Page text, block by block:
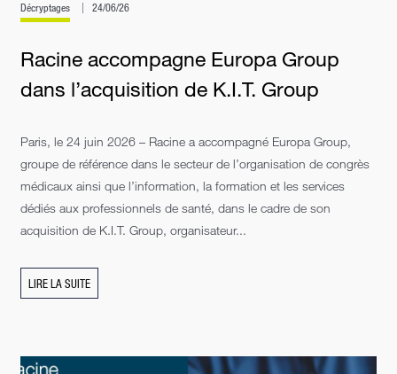
Décryptages 24/06/26
Racine accompagne Europa Group
dans l’acquisition de K.I.T. Group
Paris, le 24 juin 2026 – Racine a accompagné Europa Group,
groupe de référence dans le secteur de l’organisation de congrès
médicaux ainsi que l’information, la formation et les services
dédiés aux professionnels de santé, dans le cadre de son
acquisition de K.I.T. Group, organisateur...
LIRE LA SUITE